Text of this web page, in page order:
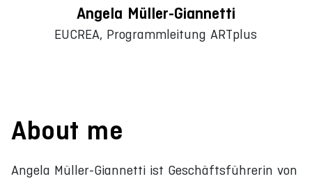
Angela Müller-Giannetti
EUCREA, Programmleitung ARTplus
About me
Angela Müller-Giannetti ist Geschäftsführerin von